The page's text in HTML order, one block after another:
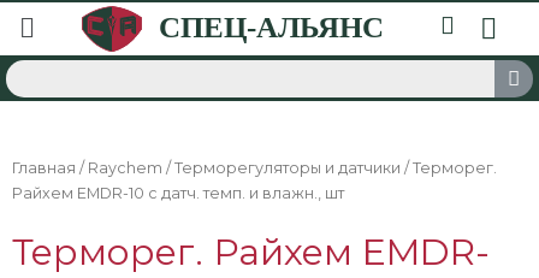
Главная / Raychem / Терморегуляторы и датчики / Терморег.
Райхем EMDR-10 с датч. темп. и влажн., шт
Терморег. Райхем EMDR-